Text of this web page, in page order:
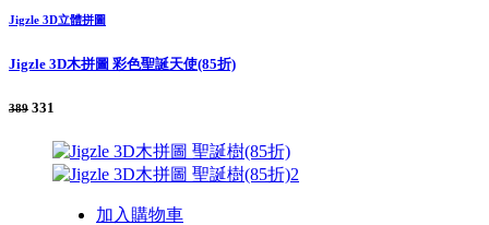
Jigzle 3D立體拼圖
Jigzle 3D木拼圖 彩色聖誕天使(85折)
389 331
加入購物車